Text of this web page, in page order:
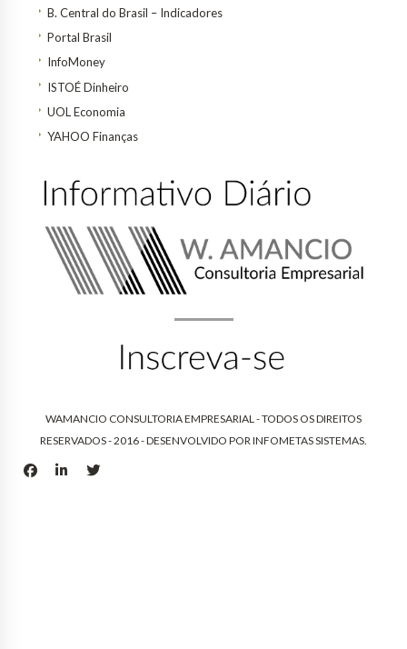
B. Central do Brasil – Indicadores
Portal Brasil
InfoMoney
ISTOÉ Dinheiro
UOL Economia
YAHOO Finanças
WAMANCIO CONSULTORIA EMPRESARIAL - TODOS OS DIREITOS
RESERVADOS - 2016 - DESENVOLVIDO PORINFOMETAS SISTEMAS.